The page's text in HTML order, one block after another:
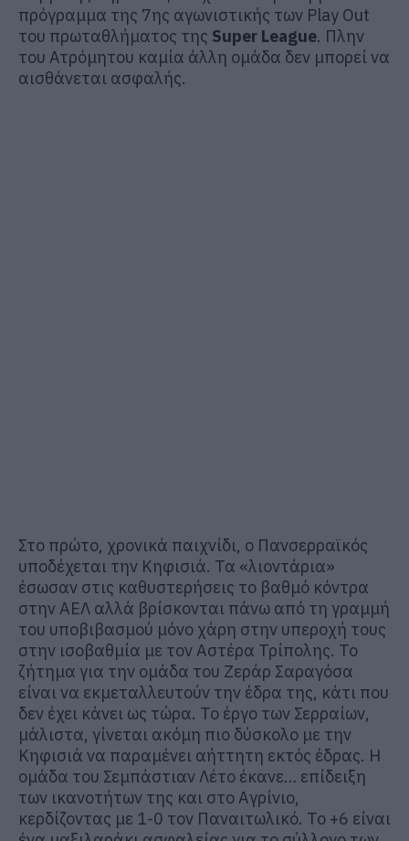
πρόγραμμα της 7ης αγωνιστικής των Play Out
του πρωταθλήματος της Super League. Πλην
του Ατρόμητου καμία άλλη ομάδα δεν μπορεί να
αισθάνεται ασφαλής.
Στο πρώτο, χρονικά παιχνίδι, ο Πανσερραϊκός
υποδέχεται την Κηφισιά. Τα «λιοντάρια»
έσωσαν στις καθυστερήσεις το βαθμό κόντρα
στην ΑΕΛ αλλά βρίσκονται πάνω από τη γραμμή
του υποβιβασμού μόνο χάρη στην υπεροχή τους
στην ισοβαθμία με τον Αστέρα Τρίπολης. Το
ζήτημα για την ομάδα του Ζεράρ Σαραγόσα
είναι να εκμεταλλευτούν την έδρα της, κάτι που
δεν έχει κάνει ως τώρα. Το έργο των Σερραίων,
μάλιστα, γίνεται ακόμη πιο δύσκολο με την
Κηφισιά να παραμένει αήττητη εκτός έδρας. Η
ομάδα του Σεμπάστιαν Λέτο έκανε… επίδειξη
των ικανοτήτων της και στο Αγρίνιο,
κερδίζοντας με 1-0 τον Παναιτωλικό. Το +6 είναι